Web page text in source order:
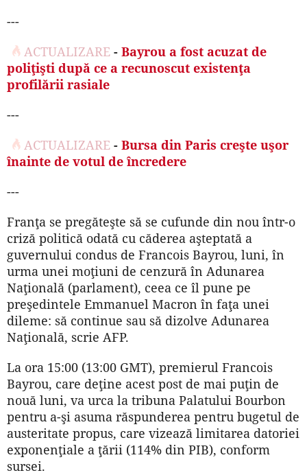
---
ACTUALIZARE - Bayrou a fost acuzat de
poliţişti după ce a recunoscut existenţa
profilării rasiale
---
ACTUALIZARE - Bursa din Paris creşte uşor
înainte de votul de încredere
---
Franţa se pregăteşte să se cufunde din nou într-o
criză politică odată cu căderea aşteptată a
guvernului condus de Francois Bayrou, luni, în
urma unei moţiuni de cenzură în Adunarea
Naţională (parlament), ceea ce îl pune pe
preşedintele Emmanuel Macron în faţa unei
dileme: să continue sau să dizolve Adunarea
Naţională, scrie AFP.
La ora 15:00 (13:00 GMT), premierul Francois
Bayrou, care deţine acest post de mai puţin de
nouă luni, va urca la tribuna Palatului Bourbon
pentru a-şi asuma răspunderea pentru bugetul de
austeritate propus, care vizează limitarea datoriei
exponenţiale a ţării (114% din PIB), conform
sursei.